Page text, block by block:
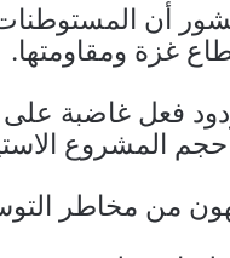
غزة ومقاومتها.
فعل غاضبة
حجم المشروع
من مخاطر